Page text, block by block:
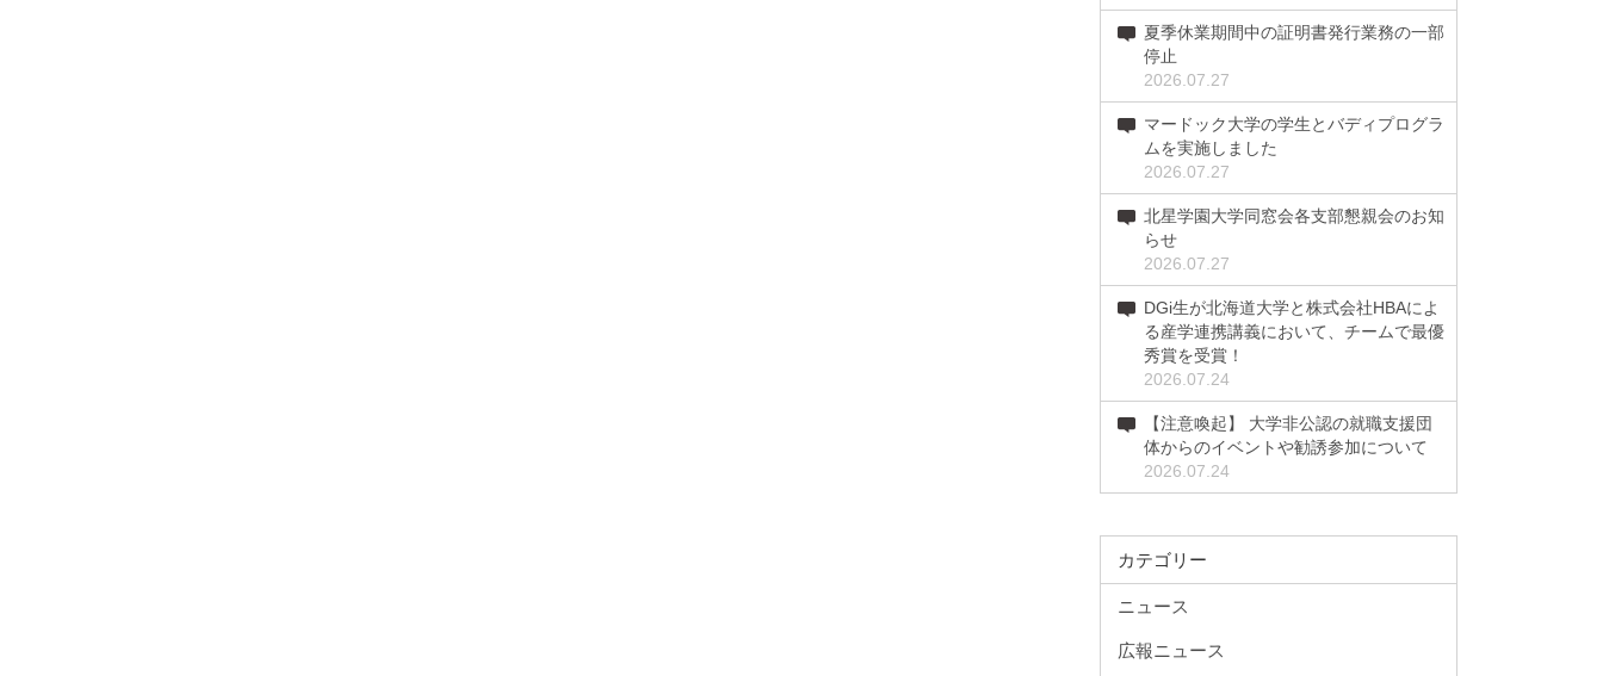
夏季休業期間中の証明書発行業務の一部
停止
2026.07.27
マードック大学の学生とバディプログラ
ムを実施しました
2026.07.27
北星学園大学同窓会各支部懇親会のお知
らせ
2026.07.27
DGi生が北海道大学と株式会社HBAによ
る産学連携講義において、チームで最優
秀賞を受賞！
2026.07.24
【注意喚起】 大学非公認の就職支援団
体からのイベントや勧誘参加について
2026.07.24
カテゴリー
ニュース
広報ニュース